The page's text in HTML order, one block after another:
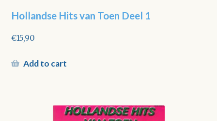
Hollandse Hits van Toen Deel 1
€15,90
Add to cart